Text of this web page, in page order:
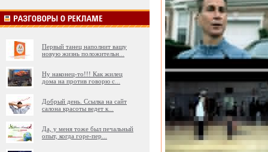
Первый танец наполнит вашу
новую жизнь положительн
Ну наконец-то!!! Как жилец
дома на против говорю с
Добрый день. Ссылка на сайт
салона красоты ведет к
Да, у меня тоже был печальный
опыт, когда горе-пер